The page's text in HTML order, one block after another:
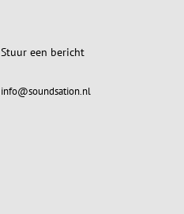
Stuur een bericht
info@soundsation.nl